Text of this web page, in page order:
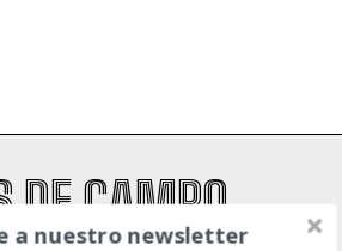
DE CAMPO
a nuestro newsletter